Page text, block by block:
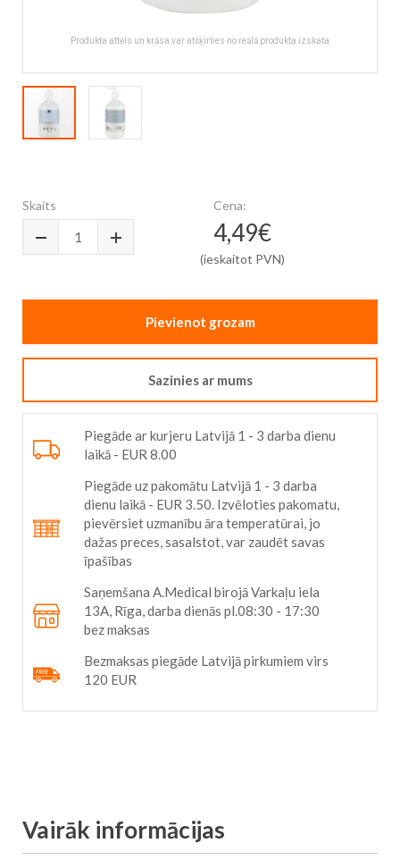
Skaits Cena:
4,49€
(ieskaitot PVN)
Pievienot grozam
Sazinies ar mums
Piegāde ar kurjeru Latvijā 1 - 3 darba dienu
laikā - EUR 8.00
Piegāde uz pakomātu Latvijā 1 - 3 darba
dienu laikā - EUR 3.50. Izvēloties pakomatu,
pievērsiet uzmanību āra temperatūrai, jo
dažas preces, sasalstot, var zaudēt savas
īpašības
Saņemšana A.Medical birojā Varkaļu iela
13A, Rīga, darba dienās pl.08:30 - 17:30
bez maksas
Bezmaksas piegāde Latvijā pirkumiem virs
120 EUR
Produkta attēls un krāsa var atšķirties no reālā produkta izskata
beginning
Vairāk informācijas